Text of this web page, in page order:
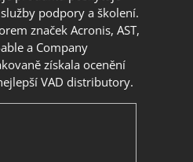
podpory a školení.
značek Acronis, AST,
a Company
získala ocenění
VAD distributory.